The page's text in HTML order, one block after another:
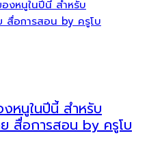
หนูในปีนี้ สำหรับ
สื่อการสอน by ครูโบ